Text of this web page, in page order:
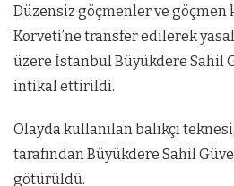
Düzensiz göçmenler ve göçmen
Korveti’ne transfer edilerek
üzere İstanbul Büyükdere Sahil
intikal ettirildi.
Olayda kullanılan balıkçı
tarafından Büyükdere Sahil
götürüldü.